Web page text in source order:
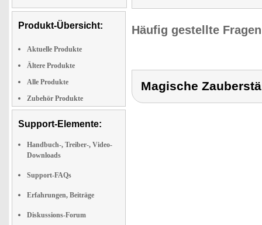
Produkt-Übersicht:
Aktuelle Produkte
Ältere Produkte
Alle Produkte
Zubehör Produkte
Support-Elemente:
Handbuch-, Treiber-, Video-
Downloads
Support-FAQs
Erfahrungen, Beiträge
Diskussions-Forum
Häufig gestellte
Magische